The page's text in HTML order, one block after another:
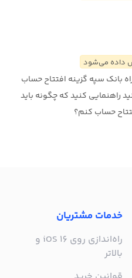
داده می‌شود
بانک سپه گزینه افتتاح حساب
راهنمایی کنید که چگونه باید
حساب کنم؟
خدمات مشتریان
راه‌اندازی روی iOS 16 و
بالاتر